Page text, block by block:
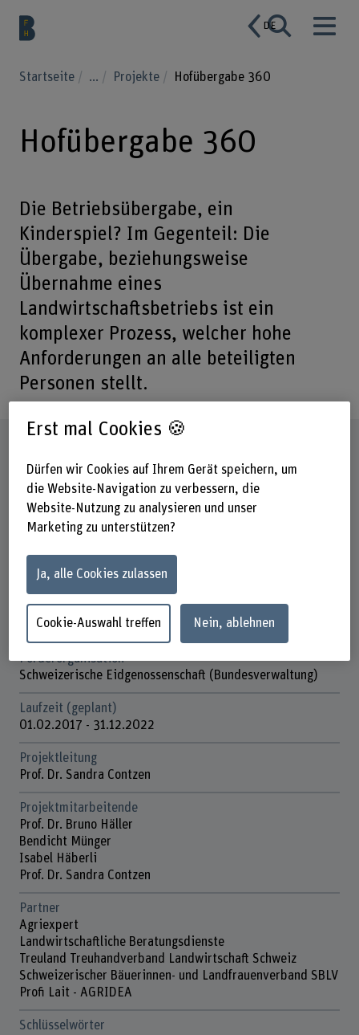
DE
Startseite ... Projekte Hofübergabe 360
Hofübergabe 360
Die Betriebsübergabe, ein
Kinderspiel? Im Gegenteil: Die
Übergabe, beziehungsweise
Übernahme eines
Landwirtschaftsbetriebs ist ein
komplexer Prozess, welcher hohe
Anforderungen an alle beteiligten
Personen stellt.
Beteiligte Departemente
Hochschule für Agrar-, Forst- und
Lebensmittelwissenschaften
Institut(e)
Agronomie
Forschungseinheit(en)
Agrarwirtschaft und Agrarsoziologie
Förderorganisation
Schweizerische Eidgenossenschaft (Bundesverwaltung)
Laufzeit (geplant)
01.02.2017 - 31.12.2022
Projektleitung
Prof. Dr. Sandra Contzen
Projektmitarbeitende
Prof. Dr. Bruno Häller
Bendicht Münger
Isabel Häberli
Prof. Dr. Sandra Contzen
Partner
Agriexpert
Landwirtschaftliche Beratungsdienste
Treuland Treuhandverband Landwirtschaft Schweiz
Schweizerischer Bäuerinnen- und Landfrauenverband SBLV
Profi Lait - AGRIDEA
Schlüsselwörter
Erst mal Cookies 🍪
Dürfen wir Cookies auf Ihrem Gerät speichern, um
die Website-Navigation zu verbessern, die
Website-Nutzung zu analysieren und unser
Marketing zu unterstützen?
Ja, alle Cookies zulassen
Cookie-Auswahl treffen Nein, ablehnen